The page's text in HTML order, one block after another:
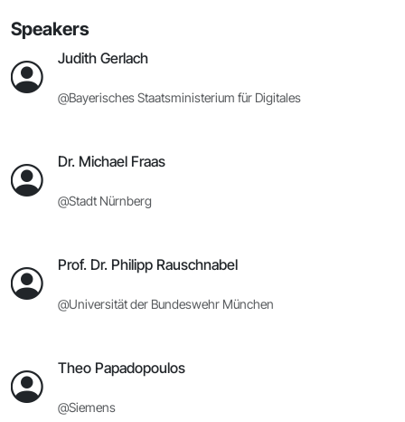
Speakers
Judith Gerlach
@Bayerisches Staatsministerium für Digitales
Dr. Michael Fraas
@Stadt Nürnberg
Prof. Dr. Philipp Rauschnabel
@Universität der Bundeswehr München
Theo Papadopoulos
@Siemens